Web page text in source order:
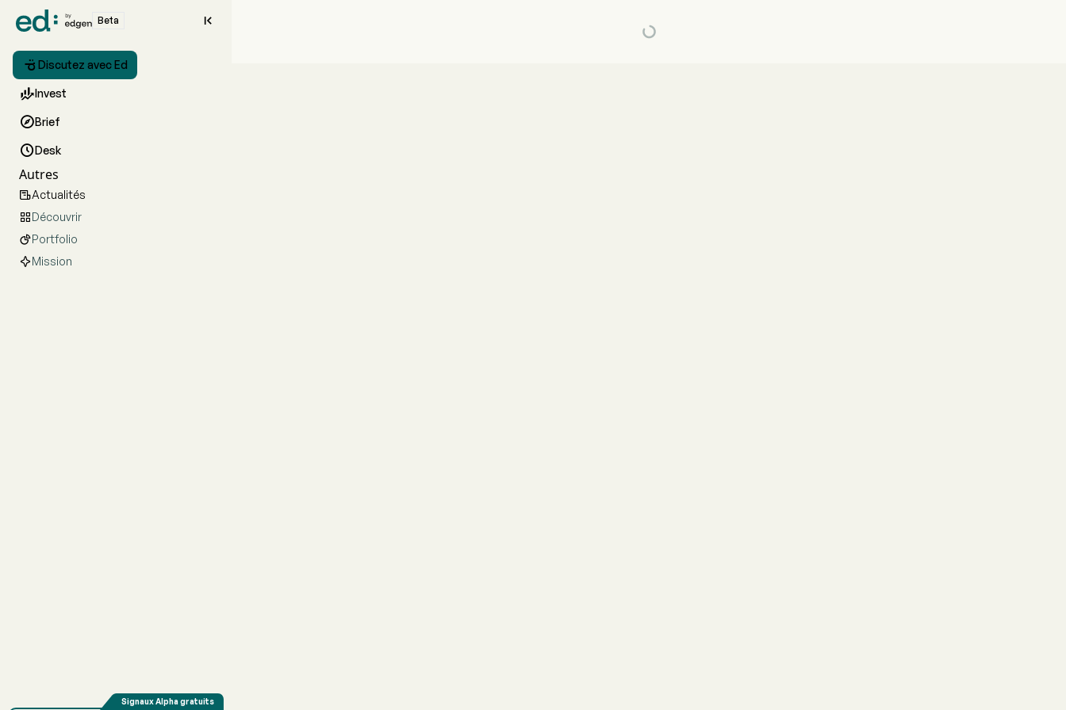
Beta 
 Discutez avec Ed
Invest
Brief
Desk
Autres
Actualités
Découvrir
Portfolio
Mission